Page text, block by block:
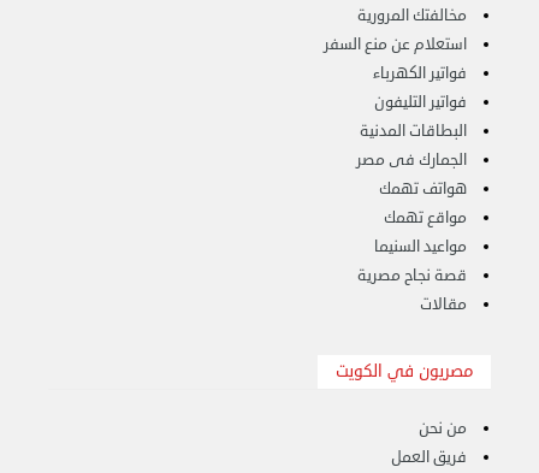
نقل عفش الكويت 50636444 فك وتركيب ايكيا محلي ...
الإثنين 26 أغسطس 2024 11:31 ص
مخالفتك المرورية
استعلام عن منع السفر
فواتير الكهرباء
فواتير التليفون
البطاقات المدنية
الجمارك فى مصر
هواتف تهمك
مواقع تهمك
مواعيد السنيما
قصة نجاح مصرية
مقالات
مصريون في الكويت
من نحن
فريق العمل